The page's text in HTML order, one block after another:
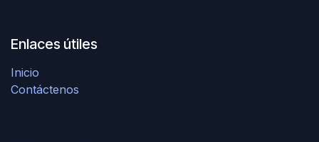
Enlaces útiles
Inicio
Contáctenos